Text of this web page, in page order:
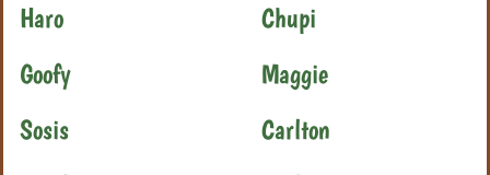
Haro
Chupi
Goofy
Maggie
Sosis
Carlton